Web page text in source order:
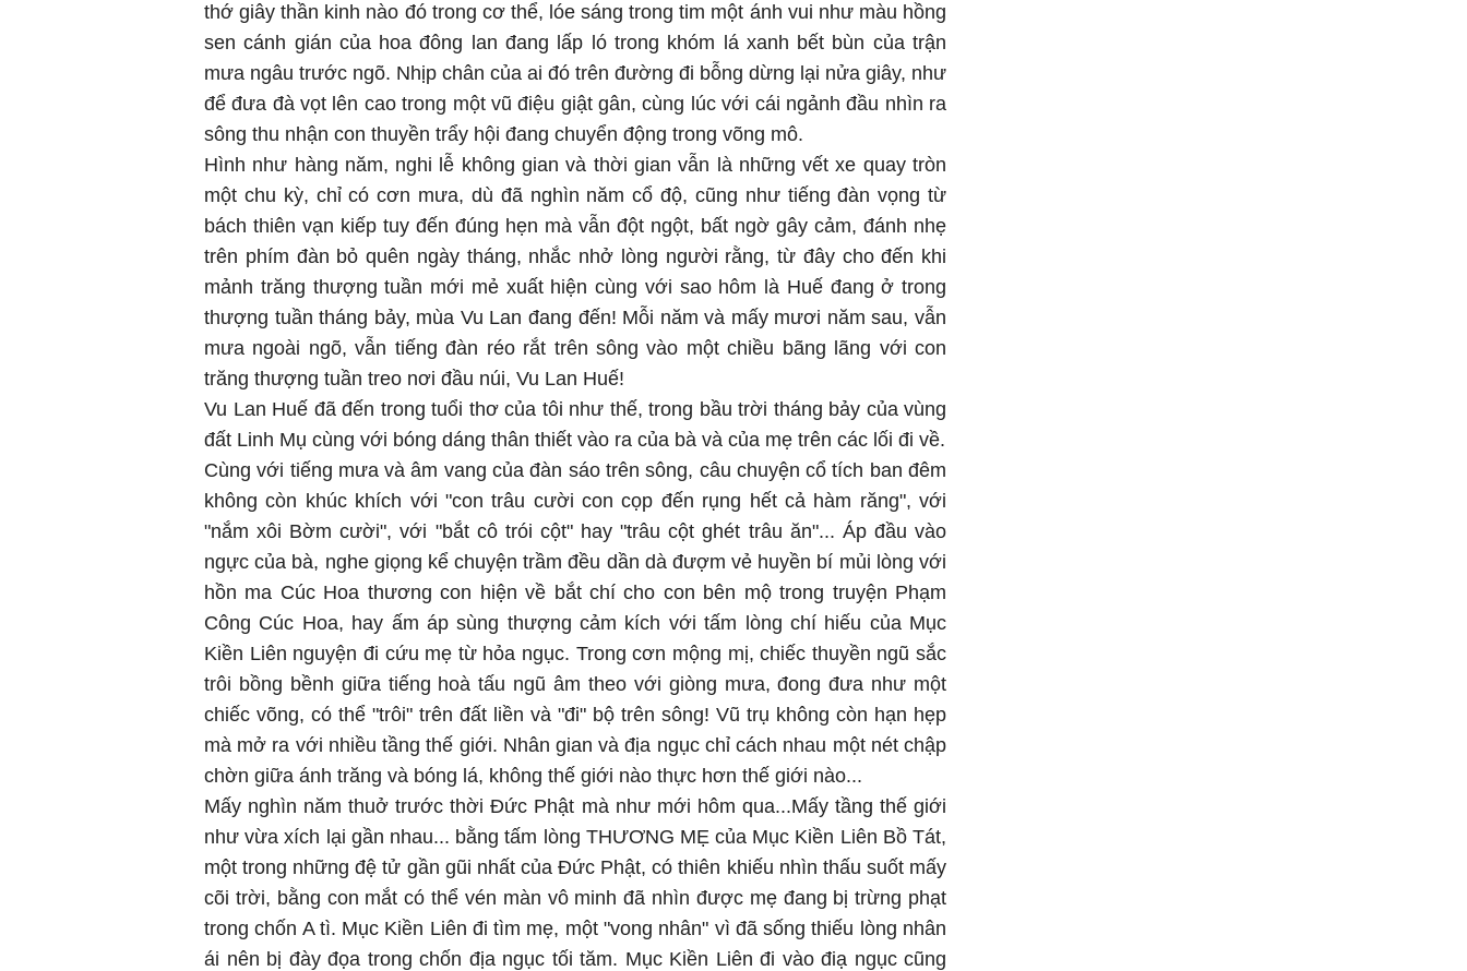
thớ giây thần kinh nào đó trong cơ thể, lóe sáng trong tim một ánh vui như màu hồng
sen cánh gián của hoa đông lan đang lấp ló trong khóm lá xanh bết bùn của trận
mưa ngâu trước ngõ. Nhịp chân của ai đó trên đường đi bỗng dừng lại nửa giây, như
để đưa đà vọt lên cao trong một vũ điệu giật gân, cùng lúc với cái ngảnh đầu nhìn ra
sông thu nhận con thuyền trẩy hội đang chuyển động trong võng mô.
Hình như hàng năm, nghi lễ không gian và thời gian vẫn là những vết xe quay tròn
một chu kỳ, chỉ có cơn mưa, dù đã nghìn năm cổ độ, cũng như tiếng đàn vọng từ
bách thiên vạn kiếp tuy đến đúng hẹn mà vẫn đột ngột, bất ngờ gây cảm, đánh nhẹ
trên phím đàn bỏ quên ngày tháng, nhắc nhở lòng người rằng, từ đây cho đến khi
mảnh trăng thượng tuần mới mẻ xuất hiện cùng với sao hôm là Huế đang ở trong
thượng tuần tháng bảy, mùa Vu Lan đang đến! Mỗi năm và mấy mươi năm sau, vẫn
mưa ngoài ngõ, vẫn tiếng đàn réo rắt trên sông vào một chiều bãng lãng với con
trăng thượng tuần treo nơi đầu núi, Vu Lan Huế!
Vu Lan Huế đã đến trong tuổi thơ của tôi như thế, trong bầu trời tháng bảy của vùng
đất Linh Mụ cùng với bóng dáng thân thiết vào ra của bà và của mẹ trên các lối đi về.
Cùng với tiếng mưa và âm vang của đàn sáo trên sông, câu chuyện cổ tích ban đêm
không còn khúc khích với "con trâu cười con cọp đến rụng hết cả hàm răng", với
"nắm xôi Bờm cười", với "bắt cô trói cột" hay "trâu cột ghét trâu ăn"... Áp đầu vào
ngực của bà, nghe giọng kể chuyện trầm đều dần dà đượm vẻ huyền bí mủi lòng với
hồn ma Cúc Hoa thương con hiện về bắt chí cho con bên mộ trong truyện Phạm
Công Cúc Hoa, hay ấm áp sùng thượng cảm kích với tấm lòng chí hiếu của Mục
Kiền Liên nguyện đi cứu mẹ từ hỏa ngục. Trong cơn mộng mị, chiếc thuyền ngũ sắc
trôi bồng bềnh giữa tiếng hoà tấu ngũ âm theo với giòng mưa, đong đưa như một
chiếc võng, có thể "trôi" trên đất liền và "đi" bộ trên sông! Vũ trụ không còn hạn hẹp
mà mở ra với nhiều tầng thế giới. Nhân gian và địa ngục chỉ cách nhau một nét chập
chờn giữa ánh trăng và bóng lá, không thế giới nào thực hơn thế giới nào...
Mấy nghìn năm thuở trước thời Đức Phật mà như mới hôm qua...Mấy tầng thế giới
như vừa xích lại gần nhau... bằng tấm lòng THƯƠNG MẸ của Mục Kiền Liên Bồ Tát,
một trong những đệ tử gần gũi nhất của Đức Phật, có thiên khiếu nhìn thấu suốt mấy
cõi trời, bằng con mắt có thể vén màn vô minh đã nhìn được mẹ đang bị trừng phạt
trong chốn A tì. Mục Kiền Liên đi tìm mẹ, một "vong nhân" vì đã sống thiếu lòng nhân
ái nên bị đày đọa trong chốn địa ngục tối tăm. Mục Kiền Liên đi vào điạ ngục cũng